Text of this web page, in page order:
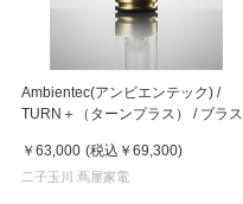
Ambientec(アンビエンテック) /
TURN＋（ターンプラス） / ブラス
￥63,000 (税込 ￥69,300)
二子玉川 蔦屋家電